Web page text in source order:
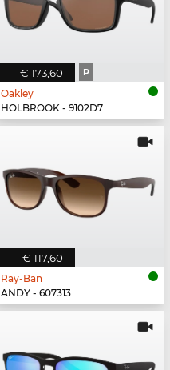
€ 173,60 P
Oakley
HOLBROOK - 9102D7
€ 117,60
Ray-Ban
ANDY - 607313